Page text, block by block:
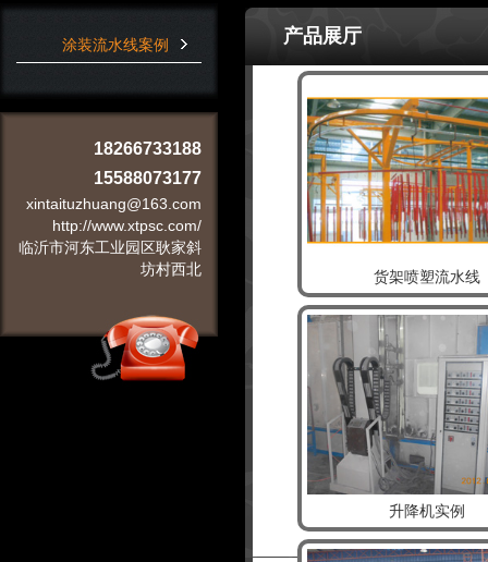
涂装流水线案例
18266733188
15588073177
xintaituzhuang@163.com
http://www.xtpsc.com/
临沂市河东工业园区耿家斜
坊村西北
产品展厅
货架喷塑流水线
升降机实例